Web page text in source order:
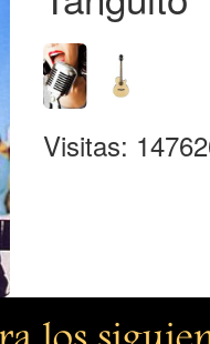
Visitas: